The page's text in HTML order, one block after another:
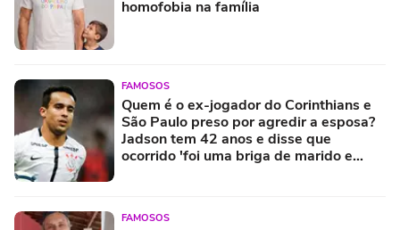
homofobia na família
FAMOSOS
Quem é o ex-jogador do Corinthians e
São Paulo preso por agredir a esposa?
Jadson tem 42 anos e disse que
ocorrido 'foi uma briga de marido e
FAMOSOS